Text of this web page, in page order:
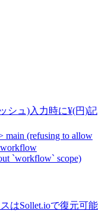
シュ)入力時に¥(円)記
main (refusing to allow
workflow
`workflow` scope)
はSollet.ioで復元可能